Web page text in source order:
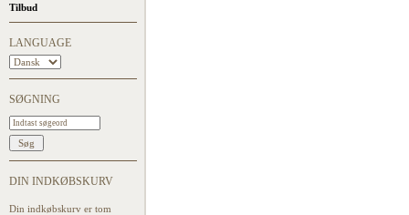
Tilbud
LANGUAGE
SØGNING
DIN INDKØBSKURV
Din indkøbskurv er tom